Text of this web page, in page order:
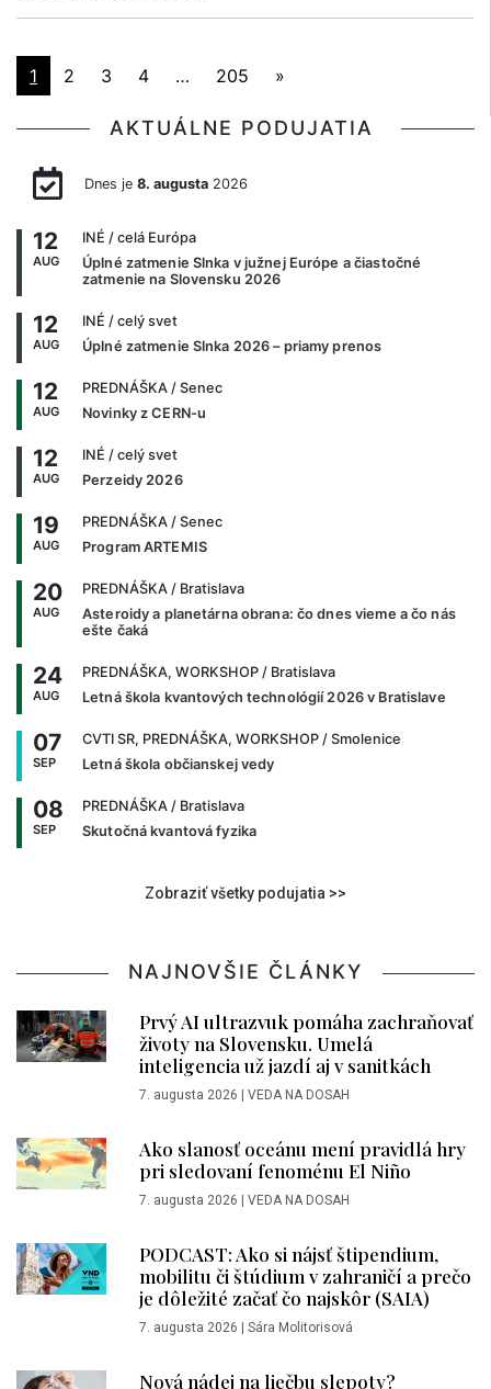
1 2 3 4 … 205 »
AKTUÁLNE PODUJATIA
Dnes je 8. augusta2026
12
AUG
INÉ / celá Európa
Úplné zatmenie Slnka v južnej Európe a čiastočné
zatmenie na Slovensku 2026
12
AUG
INÉ / celý svet
Úplné zatmenie Slnka 2026 – priamy prenos
12
AUG
PREDNÁŠKA / Senec
Novinky z CERN-u
12
AUG
INÉ / celý svet
Perzeidy 2026
19
AUG
PREDNÁŠKA / Senec
Program ARTEMIS
20
AUG
PREDNÁŠKA / Bratislava
Asteroidy a planetárna obrana: čo dnes vieme a čo nás
ešte čaká
24
AUG
PREDNÁŠKA, WORKSHOP / Bratislava
Letná škola kvantových technológií 2026 v Bratislave
07
SEP
CVTI SR, PREDNÁŠKA, WORKSHOP / Smolenice
Letná škola občianskej vedy
08
SEP
PREDNÁŠKA / Bratislava
Skutočná kvantová fyzika
Zobraziť všetky podujatia >>
NAJNOVŠIE ČLÁNKY
Prvý AI ultrazvuk pomáha zachraňovať
životy na Slovensku. Umelá
inteligencia už jazdí aj v sanitkách
7. augusta 2026 VEDA NA DOSAH
Ako slanosť oceánu mení pravidlá hry
pri sledovaní fenoménu El Niño
7. augusta 2026 VEDA NA DOSAH
PODCAST: Ako si nájsť štipendium,
mobilitu či štúdium v zahraničí a prečo
je dôležité začať čo najskôr (SAIA)
7. augusta 2026 Sára Molitorisová
Nová nádej na liečbu slepoty?